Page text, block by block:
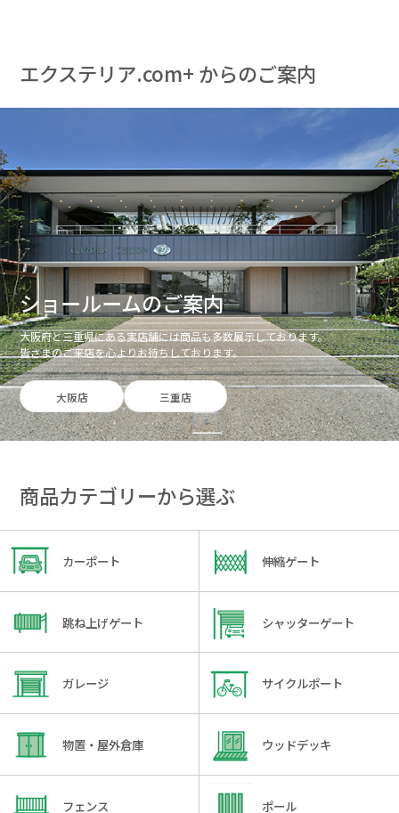
エクステリア.com+ からのご案内
ショールームのご案内
大阪府と三重県にある実店舗には商品も多数展示しております。
皆さまのご来店を心よりお待ちしております。
大阪店 三重店
商品カテゴリーから選ぶ
カーポート 伸縮ゲート
跳ね上げゲート シャッターゲート
ガレージ サイクルポート
物置・屋外倉庫 ウッドデッキ
フェンス ポール